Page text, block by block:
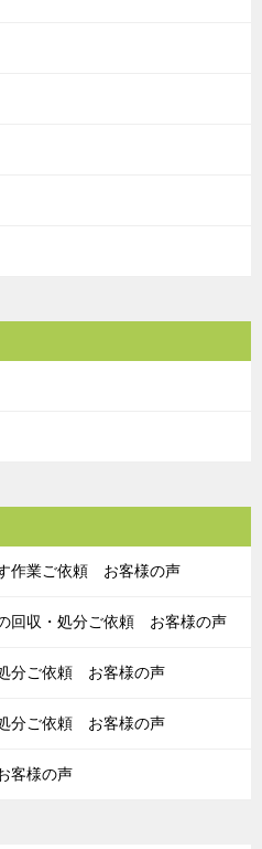
作業ご依頼 お客様の声
回収・処分ご依頼 お客様の声
分ご依頼 お客様の声
分ご依頼 お客様の声
客様の声